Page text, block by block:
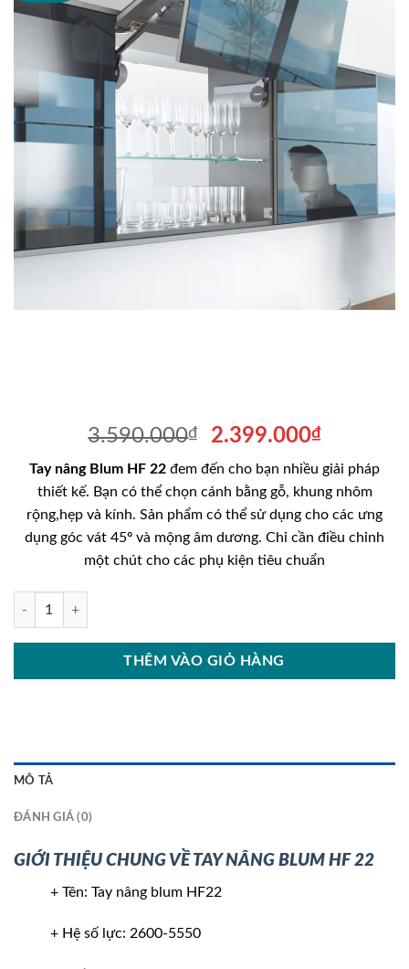
3.590.000₫
Giá
gốc
là:
3.590.000₫.
2.399.000₫Giá
tại
là:
Tay nâng Blum HF 22 đem đến cho bạn nhiều giải pháp
thiết kế. Bạn có thể chọn cánh bằng gỗ, khung nhôm
rộng,hẹp và kính. Sản phẩm có thể sử dụng cho các ưng
dụng góc vát 45º và mộng âm dương. Chỉ cần điều chỉnh
một chút cho các phụ kiện tiêu chuẩn
Tay nâng Blum HF 22 số lượng
THÊM VÀO GIỎ HÀNG
MÔ TẢ
ĐÁNH GIÁ (0)
GIỚI THIỆU CHUNG VỀ TAY NÂNG BLUM HF 22
+ Tên: Tay nâng blum HF22
+ Hệ số lực: 2600-5550